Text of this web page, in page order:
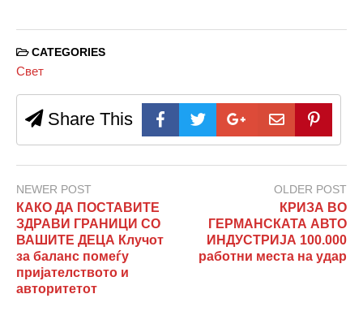
CATEGORIES
Свет
Share This
NEWER POST
КАКО ДА ПОСТАВИТЕ
ЗДРАВИ ГРАНИЦИ СО
ВАШИТЕ ДЕЦА Клучот
за баланс помеѓу
пријателството и
авторитетот
OLDER POST
КРИЗА ВО
ГЕРМАНСКАТА АВТО
ИНДУСТРИЈА 100.000
работни места на удар